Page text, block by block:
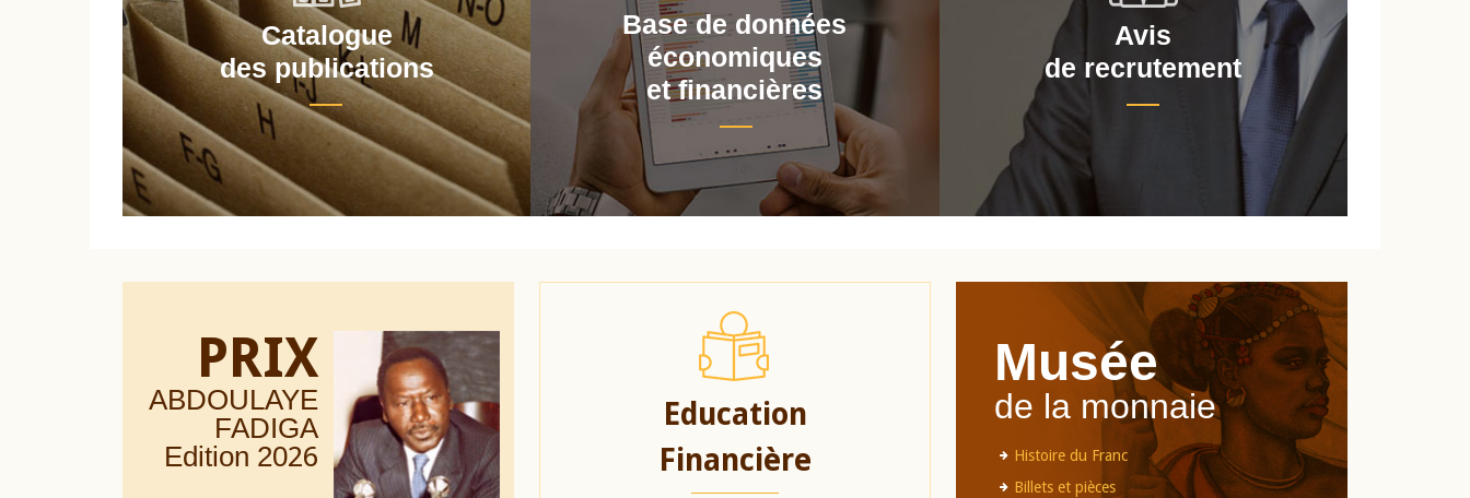
Catalogue
des publications
Base de données
économiques
et financières
Avis
de recrutement
PRIX
ABDOULAYE
FADIGA
Edition 2026
Education
Financière
Musée
de la monnaie
Histoire du Franc
Billets et pièces